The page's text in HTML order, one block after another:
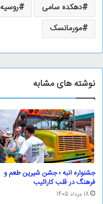
دهکده سامی
روسیه
مورمانسک
نوشته های مشابه
جشنواره انبه ؛ جشن شیرین طعم و
فرهنگ در قلب کارائیب
18 مرداد 1405